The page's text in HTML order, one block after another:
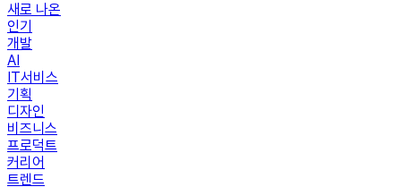
새로 나온
인기
개발
AI
IT서비스
기획
디자인
비즈니스
프로덕트
커리어
트렌드